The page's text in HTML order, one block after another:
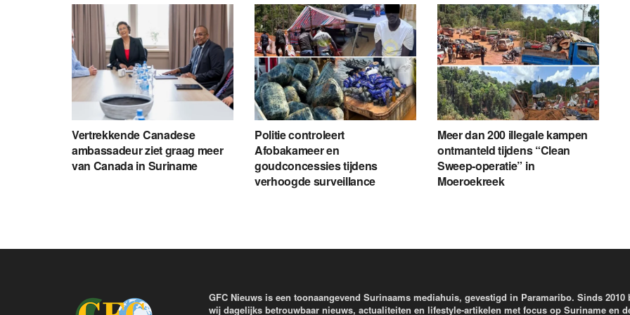
Vertrekkende Canadese
ambassadeur ziet graag meer
van Canada in Suriname
Politie controleert
Afobakameer en
goudconcessies tijdens
verhoogde surveillance
Meer dan 200 illegale kampen
ontmanteld tijdens “Clean
Sweep-operatie” in
Moeroekreek
GFC Nieuws is een toonaangevend Surinaams mediahuis, gevestigd in Paramaribo. Sinds 2010
wij dagelijks betrouwbaar nieuws, actualiteiten en lifestyle-artikelen met focus op Suriname en